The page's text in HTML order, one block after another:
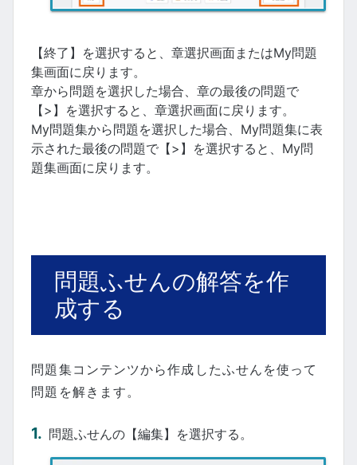
【終了】を選択すると、章選択画面またはMy問題
集画面に戻ります。
章から問題を選択した場合、章の最後の問題で
【>】を選択すると、章選択画面に戻ります。
My問題集から問題を選択した場合、My問題集に表
示された最後の問題で【>】を選択すると、My問
題集画面に戻ります。
問題ふせんの解答を作
成する
問題集コンテンツから作成したふせんを使って
問題を解きます。
問題ふせんの【編集】を選択する。